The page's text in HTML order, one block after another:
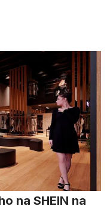
na SHEIN na